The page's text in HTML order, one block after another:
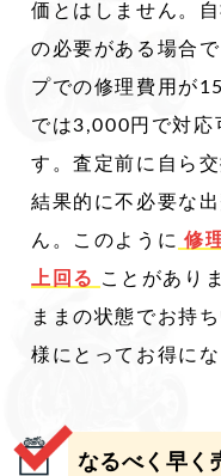
価とはしません。
の必要がある場合
プでの修理費用が
では3,000円で対応
す。査定前に自ら
結果的に不必要な
ん。このように 修
上回る
ことがあり
ままの状態でお持
様にとってお得にな
なるべく早く